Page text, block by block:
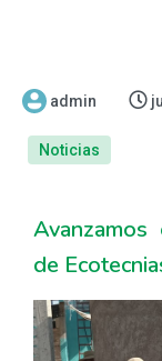
admin
Noticias
de